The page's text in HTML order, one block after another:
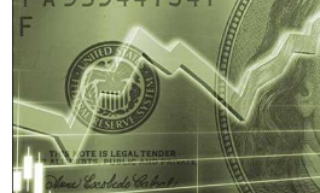
определить единственную
воздействующих факторов;
определяется несколько
переменных;
· по организации получения
результатов: нормативные,
прогнозировать состояние